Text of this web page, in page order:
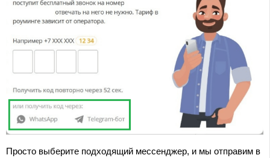
Просто выберите подходящий мессенджер, и мы отправим в